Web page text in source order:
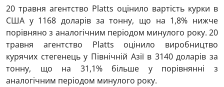
20 травня агентство Platts оцінило вартість курки в
США у 1168 доларів за тонну, що на 1,8% нижче
порівняно з аналогічним періодом минулого року. 20
травня агентство Platts оцінило виробництво
курячих стегенець у Північній Азії в 3140 доларів за
тонну, що на 31,1% більше у порівнянні з
аналогічним періодом минулого року.